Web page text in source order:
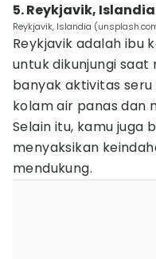
5. Reykjavik, Islandia
Reykjavik, Islandia
Reykjavik adalah ibu
untuk dikunjungi saat
banyak aktivitas
kolam air panas dan
Selain itu, kamu juga
menyaksikan
mendukung.